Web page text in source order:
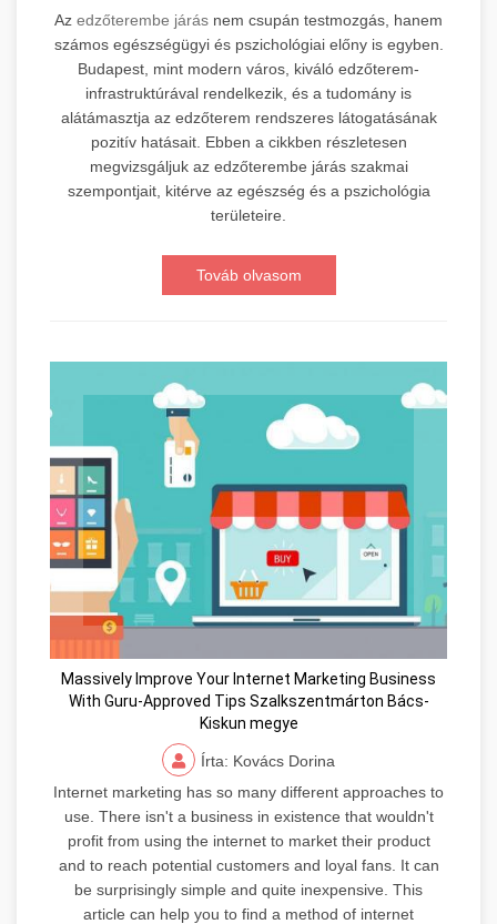
Az edzőterembe járás nem csupán testmozgás, hanem
számos egészségügyi és pszichológiai előny is egyben.
Budapest, mint modern város, kiváló edzőterem-
infrastruktúrával rendelkezik, és a tudomány is
alátámasztja az edzőterem rendszeres látogatásának
pozitív hatásait. Ebben a cikkben részletesen
megvizsgáljuk az edzőterembe járás szakmai
szempontjait, kitérve az egészség és a pszichológia
területeire.
Továb olvasom
Massively Improve Your Internet Marketing Business
With Guru-Approved Tips Szalkszentmárton Bács-
Kiskun megye
Írta: Kovács Dorina
Internet marketing has so many different approaches to
use. There isn't a business in existence that wouldn't
profit from using the internet to market their product
and to reach potential customers and loyal fans. It can
be surprisingly simple and quite inexpensive. This
article can help you to find a method of internet